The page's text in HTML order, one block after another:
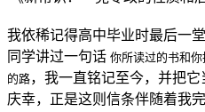
我依稀记得高中毕业时最后一
同学讲过一句话 你所读过的书和
的路，我一直铭记至今，并把
庆幸，正是这则信条伴随着我